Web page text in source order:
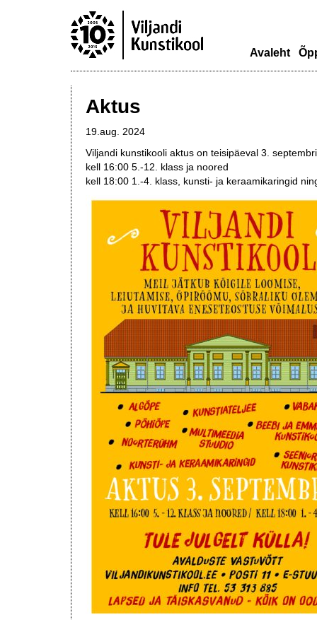
Avaleht
Aktus
19.aug. 2024
Viljandi kunstikooli aktus on teisipäeval 3.
kell 16:00 5.-12. klass ja noored
kell 18:00 1.-4. klass, kunsti- ja keraamikaringid